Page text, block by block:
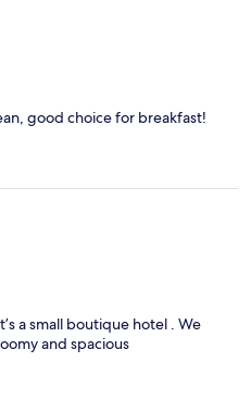
good choice for breakfast!
a small boutique hotel . We
and spacious